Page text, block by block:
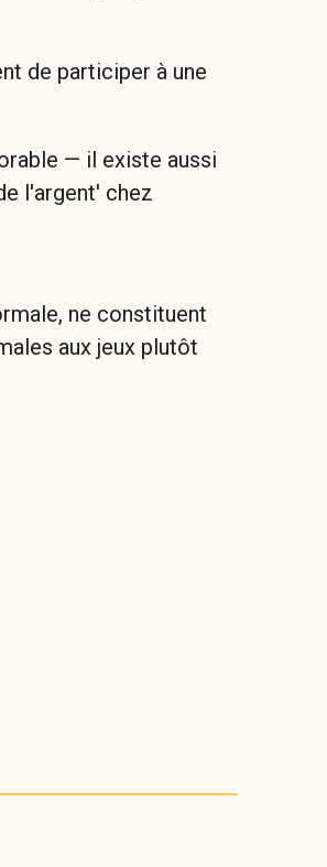
de participer à une
— il existe aussi
l'argent' chez
ne constituent
aux jeux plutôt